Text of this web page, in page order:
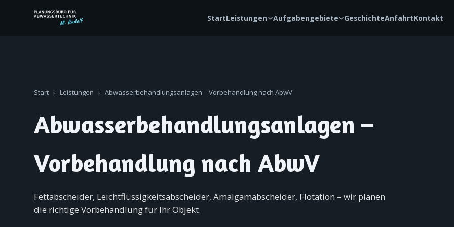
StartLeistungen Aufgabengebiete GeschichteAnfahrtKontakt
Start › Leistungen › Abwasserbehandlungsanlagen – Vorbehandlung nach AbwV
Abwasserbehandlungsanlagen –
Vorbehandlung nach AbwV
Fettabscheider, Leichtflüssigkeitsabscheider, Amalgamabscheider, Flotation – wir planen
die richtige Vorbehandlung für Ihr Objekt.